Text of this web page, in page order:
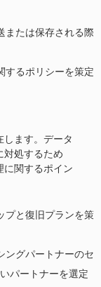
または保存される際
するポリシーを策定
ます。データ
対処するため
に関するポイン
プと復旧プランを策
ングパートナーのセ
パートナーを選定